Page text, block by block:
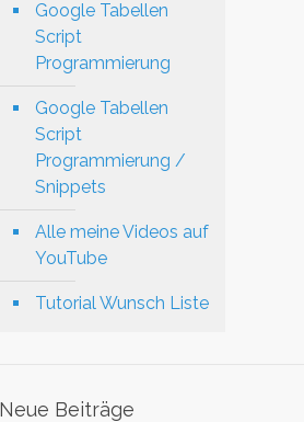
Google Tabellen
Script
Programmierung
Google Tabellen
Script
Programmierung /
Snippets
Alle meine Videos auf
YouTube
Tutorial Wunsch Liste
Neue Beiträge